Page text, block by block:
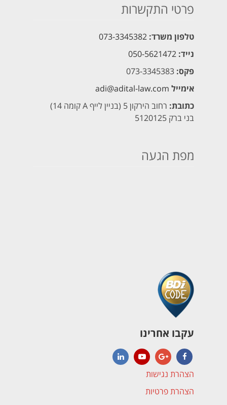
פרטי התקשרות
טלפון משרד: 073-3345382
נייד: 050-5621472
פקס:
אימייל adi@adital-law.com
כתובת: רחוב הירקון 5 (בניין לייף A קומה 14)
בני ברק 5120125
מפת הגעה
עקבו אחרינו
Facebook
Google+
YouTubeהצהרת נגישות
הצהרת פרטיות